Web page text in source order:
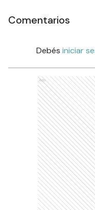
Comentarios
Debés iniciar
Ads